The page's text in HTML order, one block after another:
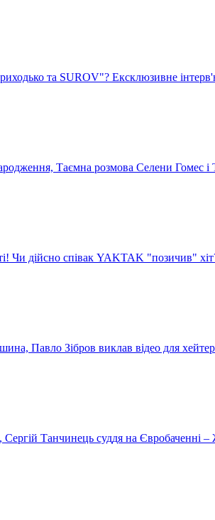
та SUROV"? Ексклюзивне
Таємна розмова Селени Гомес
Чи дійсно співак YAKTAK "позичив"
Павло Зібров виклав відео для
Танчинець суддя на Євробаченні